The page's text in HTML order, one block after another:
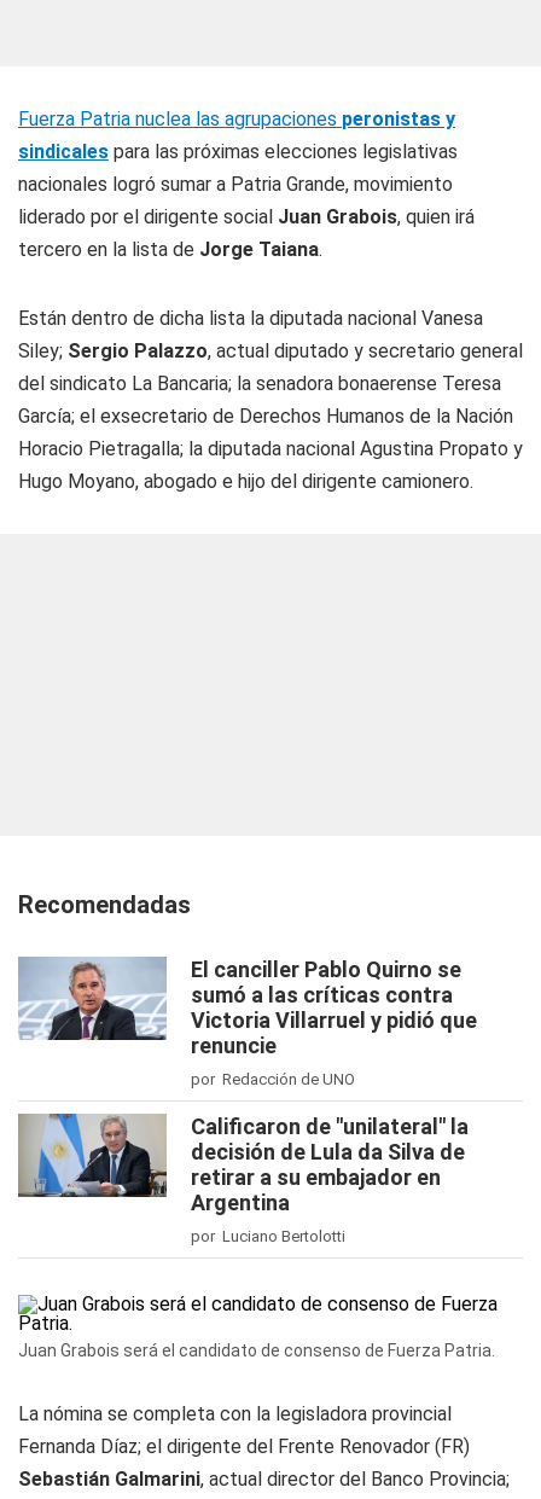
Fuerza Patria nuclea las agrupaciones peronistas y
sindicales para las próximas elecciones legislativas
nacionales logró sumar a Patria Grande, movimiento
liderado por el dirigente social Juan Grabois, quien irá
tercero en la lista de Jorge Taiana.
Están dentro de dicha lista la diputada nacional Vanesa
Siley; Sergio Palazzo, actual diputado y secretario general
del sindicato La Bancaria; la senadora bonaerense Teresa
García; el exsecretario de Derechos Humanos de la Nación
Horacio Pietragalla; la diputada nacional Agustina Propato y
Hugo Moyano, abogado e hijo del dirigente camionero.
Recomendadas
El canciller Pablo Quirno se
sumó a las críticas contra
Victoria Villarruel y pidió que
renuncie
por Redacción de UNO
Calificaron de "unilateral" la
decisión de Lula da Silva de
retirar a su embajador en
Argentina
por Luciano Bertolotti
Juan Grabois será el candidato de consenso de Fuerza Patria.
La nómina se completa con la legisladora provincial
Fernanda Díaz; el dirigente del Frente Renovador (FR)
Sebastián Galmarini, actual director del Banco Provincia;